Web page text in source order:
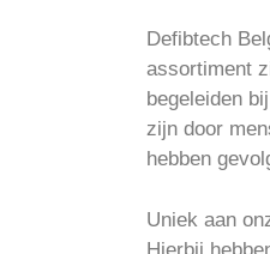
Defibtech
assortiment
begeleiden
zijn door
hebben
Uniek aan